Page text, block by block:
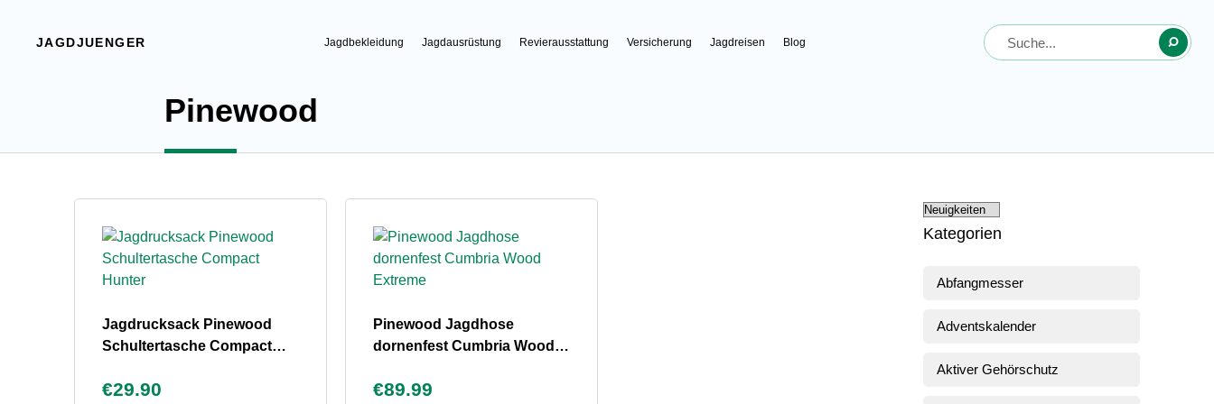
JAGDJUENGER Jagdbekleidung Jagdausrüstung Revierausstattung Versicherung Jagdreisen Blog
Pinewood
Jagdrucksack Pinewood
Schultertasche Compact
€29.90
Pinewood Jagdhose
dornenfest Cumbria Wood
€89.99
Kategorien
Abfangmesser
Adventskalender
Aktiver Gehörschutz